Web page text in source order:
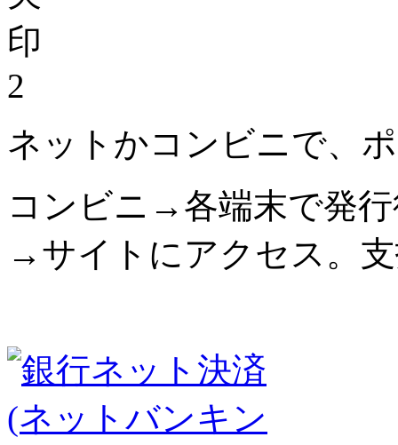
2
ネットかコンビニで、
コンビニ→各端末で発
→サイトにアクセス。